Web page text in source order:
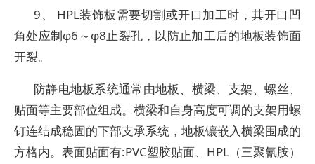
9、 HPL装饰板需要切割或开口加工时，其开口凹
角处应制φ6～φ8止裂孔，以防止加工后的地板装饰面
开裂。
防静电地板系统通常由地板、横梁、支架、螺丝、
贴面等主要部位组成。横梁和自身高度可调的支架用螺
钉连结成稳固的下部支承系统，地板镶嵌入横梁围成的
方格内。表面贴面有:PVC塑胶贴面、HPL（三聚氰胺）